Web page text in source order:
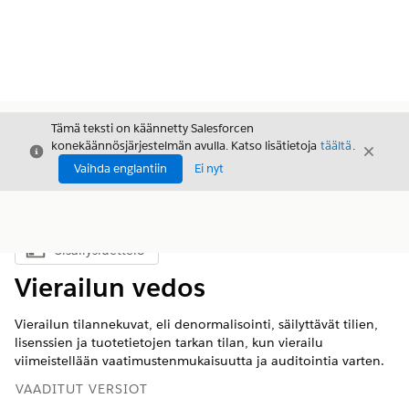
Sulje
Tämä teksti on käännetty Salesforcen
konekäännösjärjestelmän avulla. Katso lisätietoja täältä.
Vaihda englantiin
Ei nyt
Sulje
Näytä sisällysluettelo
Sisällysluettelo
Vierailun vedos
Vierailun tilannekuvat, eli denormalisointi, säilyttävät tilien,
lisenssien ja tuotetietojen tarkan tilan, kun vierailu
viimeistellään vaatimustenmukaisuutta ja auditointia varten.
VAADITUT VERSIOT